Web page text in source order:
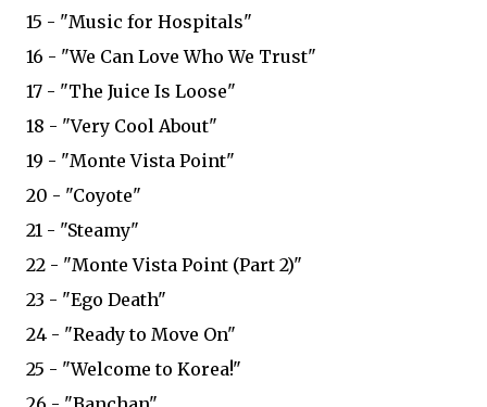
15 - "Music for Hospitals"
16 - "We Can Love Who We Trust"
17 - "The Juice Is Loose"
18 - "Very Cool About"
19 - "Monte Vista Point"
20 - "Coyote"
21 - "Steamy"
22 - "Monte Vista Point (Part 2)"
23 - "Ego Death"
24 - "Ready to Move On"
25 - "Welcome to Korea!"